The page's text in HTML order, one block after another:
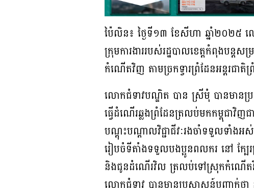
ប៉ៃលិន៖ ថ្ងៃទី១៣ ខែសីហា ឆ្នាំ២០២៥
ក្រុមការងាររបស់រដ្ឋបាលខេត្តកំពុងប
កំណើតវិញ តាមច្រកទ្វារព្រំដែនអន្តរជាតិ
លោកជំទាវបណ្ឌិត បាន ស្រីមុំ បានមានប្រ
ធ្វើដំណើរឆ្លងព្រំដែនត្រលប់មកកម្ពុជាវិញ
បណ្តុះបណ្តាលវិជ្ជាជីវៈរងចាំទទួលទាំង
រៀបចំទីតាំងទទួលបងប្អូនពលករ នៅ ក្បែ
និងជូនដំណើរវិល ត្រលប់ទៅស្រុកកំណើត